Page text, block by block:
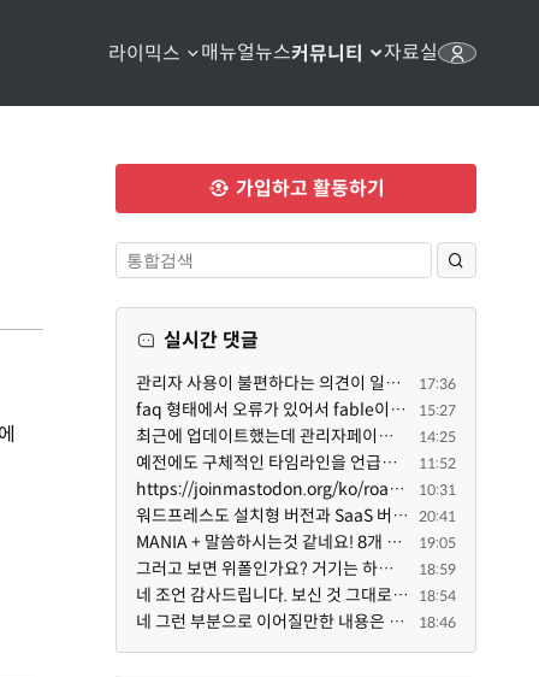
라이믹스 매뉴얼뉴스커뮤니티 자료실
가입하고 활동하기
실시간 댓글
관리자 사용이 불편하다는 의견이 일부 있어서 반영했습니다 ㅎㅎ 8.4이상도 지원될 수 있도록 10.5.2 혹은 ... 17:36
faq 형태에서 오류가 있어서 fable이 수정해 주었습니다. 참고하세요. 증상 FAQ형 목록에서 항목을 펼치면 ... 15:27
최근에 업데이트했는데 관리자페이지가 많이 달라졌네요 여기서 모듈 설치하려고 하니 php 8.4.14버전이라 8... 14:25
예전에도 구체적인 타임라인을 언급했다가 지키지 못한 것에 죄송한 마음이 있다 보니 (코어 개발/운영 자체... 11:52
https://joinmastodon.org/ko/roadmap 로드맵 이야기가 나온김에 적자면 공홈에 대략적인 로드맵이 공개되어... 10:31
워드프레스도 설치형 버전과 SaaS 버전(워드프레스닷컴)은 다른 점이 많습니다. SaaS로 제공한다면 GPL 라이... 20:41
MANIA + 말씀하시는것 같네요! 8개 정도의 커뮤니티가 저 MANIA+ 기반으로 구축된거로 알고 있습니다. SaaS ... 19:05
그러고 보면 위폴인가요? 거기는 하단바를 보니까 커뮤니티 빌딩 SaaS 솔루션을 사용하고 있는거 같더라고요... 18:59
네 조언 감사드립니다. 보신 것 그대로 틀린 말씀은 아닙니다. 다만, 배포한 것에 대해 흥미가 떨어져서 뒷... 18:54
네 그런 부분으로 이어질만한 내용은 삭제 하였습니다. 불편을 드려 죄송합니다. 저희는 비즈니스 완성할 수... 18:46